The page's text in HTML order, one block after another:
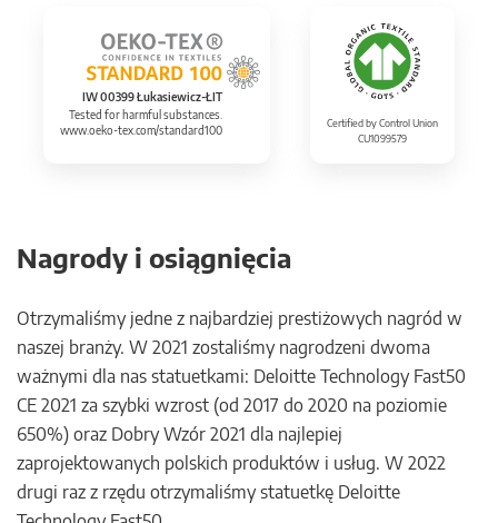
IW 00399 Łukasiewicz-ŁIT
Tested for harmful substances.
www.oeko-tex.com/standard100
Certified by Control Union
CU1099579
Nagrody i osiągnięcia
Otrzymaliśmy jedne z najbardziej prestiżowych nagród w
naszej branży. W 2021 zostaliśmy nagrodzeni dwoma
ważnymi dla nas statuetkami: Deloitte Technology Fast50
CE 2021 za szybki wzrost (od 2017 do 2020 na poziomie
650%) oraz Dobry Wzór 2021 dla najlepiej
zaprojektowanych polskich produktów i usług. W 2022
drugi raz z rzędu otrzymaliśmy statuetkę Deloitte